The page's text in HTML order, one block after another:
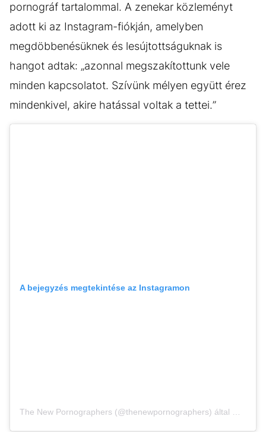
pornográf tartalommal. A zenekar közleményt
adott ki az Instagram-fiókján, amelyben
megdöbbenésüknek és lesújtottságuknak is
hangot adtak: „azonnal megszakítottunk vele
minden kapcsolatot. Szívünk mélyen együtt érez
mindenkivel, akire hatással voltak a tettei.”
A bejegyzés megtekintése az Instagramon